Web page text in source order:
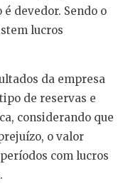
é devedor. Sendo o
lucros
da empresa
de reservas e
considerando que
o valor
com lucros